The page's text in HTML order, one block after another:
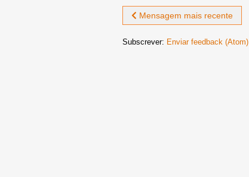
Mensagem mais recente
Subscrever: Enviar feedback (Atom)